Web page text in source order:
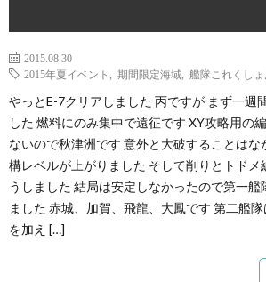
2015.08.30
2015年夏イベント
期間限定海域 艦隊これくしょ
やっとE-7クリアしました 丙ですが まず一週
した 燃料にのみ集中で遠征です XY攻略用の
ないので秋津洲です 意外と大破することは
構レベルが上がりました そして削りとトドメ
うしました 結局は安定しなかったので第一艦
ました 赤城、加賀、飛龍、大鳳です 第二艦
を加え […]